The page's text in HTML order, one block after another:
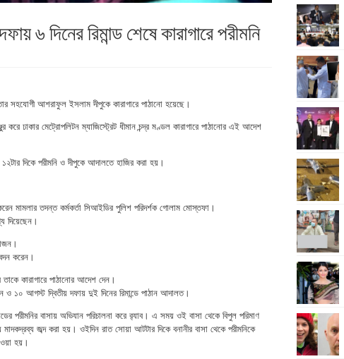
৬ দিনের রিমান্ড শেষে কারাগারে পরীমনি
সহযোগী আশরাফুল ইসলাম দীপুকে কারাগারে পাঠানো হয়েছে।
ঢাকার মেট্রোপলিটন ম্যাজিস্ট্রেট ধীমান চন্দ্র মণ্ডল কারাগারে পাঠানোর এই আদেশ
দিকে পরীমনি ও দীপুকে আদালতে হাজির করা হয়।
মামলার তদন্ত কর্মকর্তা সিআইডির পুলিশ পরিদর্শক গোলাম মোস্তফা।
দিয়েছেন।
করেন।
তাকে কারাগারে পাঠানোর আদেশ দেন।
ও ১০ আগস্ট দ্বিতীয় দফায় দুই দিনের রিমান্ডে পাঠান আদালত।
পরীমনির বাসায় অভিযান পরিচালনা করে র‌্যাব। এ সময় ওই বাসা থেকে বিপুল পরিমাণ
মাদকদ্রব্য জব্দ করা হয়। ওইদিন রাত সোয়া আটটার দিকে বনানীর বাসা থেকে পরীমনিকে
হয়।